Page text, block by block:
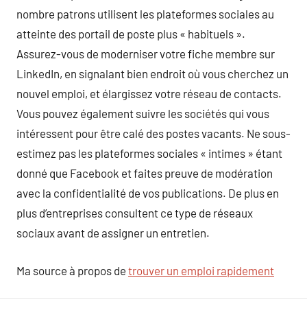
nombre patrons utilisent les plateformes sociales au
atteinte des portail de poste plus « habituels ».
Assurez-vous de moderniser votre fiche membre sur
LinkedIn, en signalant bien endroit où vous cherchez un
nouvel emploi, et élargissez votre réseau de contacts.
Vous pouvez également suivre les sociétés qui vous
intéressent pour être calé des postes vacants. Ne sous-
estimez pas les plateformes sociales « intimes » étant
donné que Facebook et faites preuve de modération
avec la confidentialité de vos publications. De plus en
plus d’entreprises consultent ce type de réseaux
sociaux avant de assigner un entretien.
Ma source à propos de trouver un emploi rapidement